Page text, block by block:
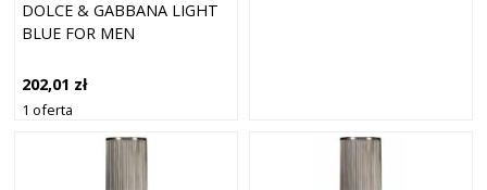
DOLCE & GABBANA LIGHT
BLUE FOR MEN
202,01 zł
1 oferta